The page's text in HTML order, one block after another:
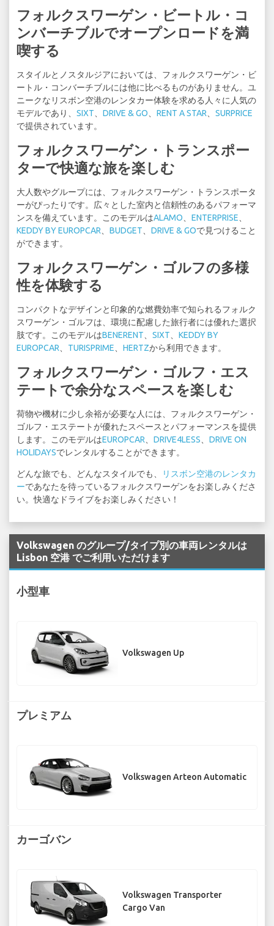
フォルクスワーゲン・ビートル・コ
ンバーチブルでオープンロードを満
喫する
スタイルとノスタルジアにおいては、フォルクスワーゲン・ビ
ートル・コンバーチブルには他に比べるものがありません。ユ
ニークなリスボン空港のレンタカー体験を求める人々に人気の
モデルであり、 SIXT DRIVE & GO RENT A STAR
SURPRICE
で提供されています。
フォルクスワーゲン・トランスポー
ターで快適な旅を楽しむ
大人数やグループには、フォルクスワーゲン・トランスポータ
ーがぴったりです。広々とした室内と信頼性のあるパフォーマ
ンスを備えています。このモデルはALAMO ENTERPRISE
KEDDY BY EUROPCAR
BUDGET DRIVE & GOで見つけること
ができます。
フォルクスワーゲン・ゴルフの多様
性を体験する
コンパクトなデザインと印象的な燃費効率で知られるフォルク
スワーゲン・ゴルフは、環境に配慮した旅行者には優れた選択
肢です。このモデルはBENERENT SIXT
KEDDY BY
EUROPCAR
TURISPRIME HERTZから利用できます。
フォルクスワーゲン・ゴルフ・エス
テートで余分なスペースを楽しむ
荷物や機材に少し余裕が必要な人には、フォルクスワーゲン・
ゴルフ・エステートが優れたスペースとパフォーマンスを提供
します。このモデルはEUROPCAR DRIVE4LESS
DRIVE ON
HOLIDAYSでレンタルすることができます。
どんな旅でも、どんなスタイルでも、
リスボン空港のレンタカ
ーであなたを待っているフォルクスワーゲンをお楽しみくださ
い。快適なドライブをお楽しみください！
Volkswagen のグループ/タイプ別の車両レンタルは
Lisbon 空港 でご利用いただけます
小型車
Volkswagen Up
プレミアム
Volkswagen Arteon Automatic
カーゴバン
Volkswagen Transporter
Cargo Van